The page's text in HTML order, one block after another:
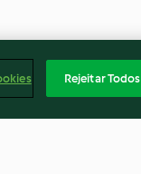
Rejeitar Todos